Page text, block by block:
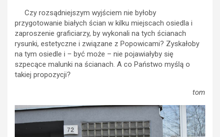
Czy rozsądniejszym wyjściem nie byłoby
przygotowanie białych ścian w kilku miejscach osiedla i
zaproszenie graficiarzy, by wykonali na tych ścianach
rysunki, estetyczne i związane z Popowicami? Zyskałoby
na tym osiedle i – być może – nie pojawiałyby się
szpecące malunki na ścianach. A co Państwo myślą o
takiej propozycji?
tom